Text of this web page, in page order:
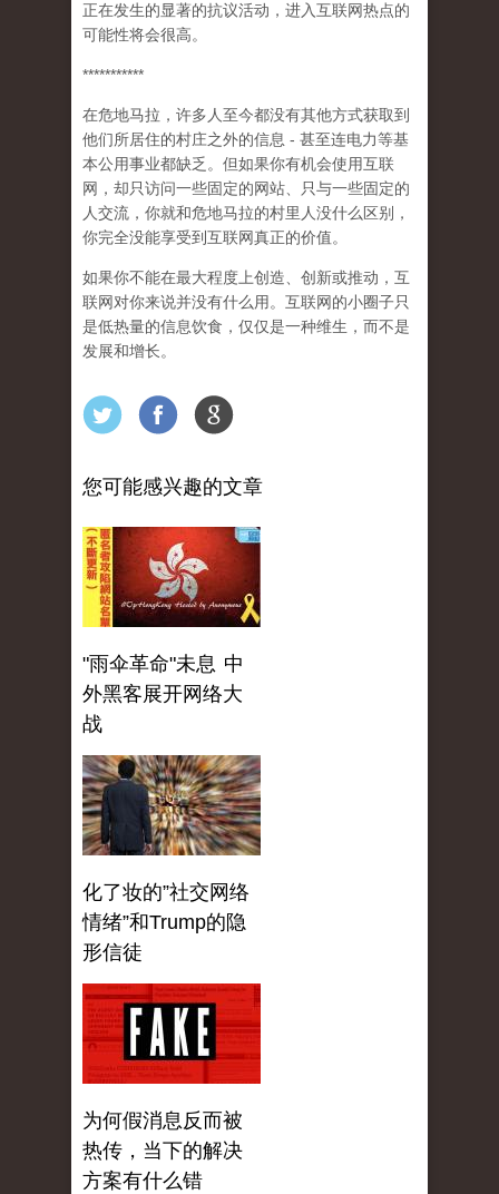
正在发生的显著的抗议活动，进入互联网热点的
可能性将会很高。
***********
在危地马拉，许多人至今都没有其他方式获取到
他们所居住的村庄之外的信息 - 甚至连电力等基
本公用事业都缺乏。但如果你有机会使用互联
网，却只访问一些固定的网站、只与一些固定的
人交流，你就和危地马拉的村里人没什么区别，
你完全没能享受到互联网真正的价值。
如果你不能在最大程度上创造、创新或推动，互
联网对你来说并没有什么用。互联网的小圈子只
是低热量的信息饮食，仅仅是一种维生，而不是
发展和增长。
您可能感兴趣的文章
"雨伞革命"未息 中
外黑客展开网络大
战
化了妆的”社交网络
情绪”和Trump的隐
形信徒
为何假消息反而被
热传，当下的解决
方案有什么错